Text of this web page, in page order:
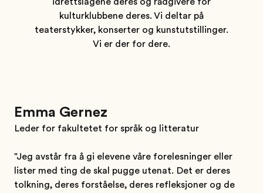
kulturklubbene deres. Vi deltar på
teaterstykker, konserter og kunstutstillinger.
Vi er der for dere.
Emma Gernez
Leder for fakultetet for språk og litteratur
"Jeg avstår fra å gi elevene våre forelesninger eller
lister med ting de skal pugge utenat. Det er deres
tolkning, deres forståelse, deres refleksjoner og de